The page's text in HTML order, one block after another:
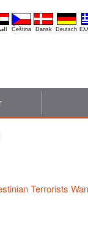
Čeština Dansk Deutsch
Terrorists